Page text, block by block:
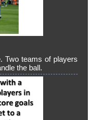
Two teams of players
the ball.